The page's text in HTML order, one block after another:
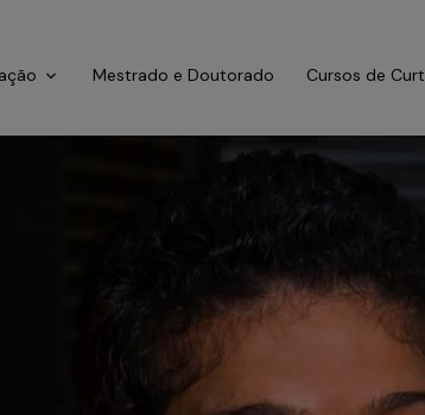
Mestrado e Doutorado Cursos de